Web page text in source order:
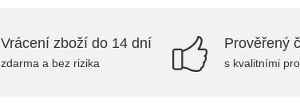
Vrácení zboží do 14 dní
zdarma a bez rizika
Prověřený
s kvalitními